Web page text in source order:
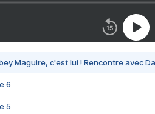
Maguire, c'est lui ! Rencontre avec
6
5